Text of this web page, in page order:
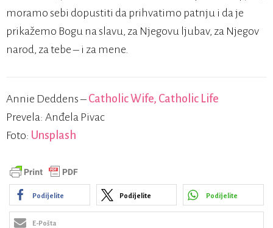
moramo sebi dopustiti da prihvatimo patnju i da je
prikažemo Bogu na slavu, za Njegovu ljubav, za Njegov
narod, za tebe – i za mene.
Annie Deddens – Catholic Wife, Catholic Life
Prevela: Anđela Pivac
Foto: Unsplash
Podijelite Podijelite Podijelite
E-Pošta